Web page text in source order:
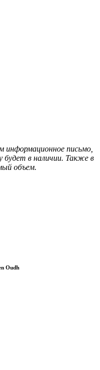
информационное письмо,
будет в наличии. Также в
объем.
Oudh